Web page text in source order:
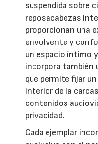
suspendida sobre
reposacabezas
proporcionan una
envolvente y
un espacio íntimo
incorpora también
que permite fijar
interior de la
contenidos
privacidad.
Cada ejemplar